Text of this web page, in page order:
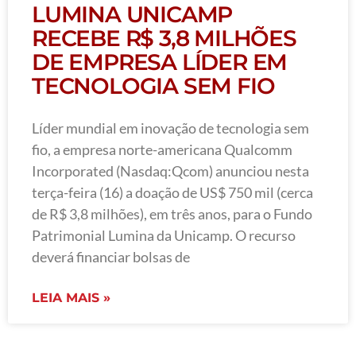
LUMINA UNICAMP
RECEBE R$ 3,8 MILHÕES
DE EMPRESA LÍDER EM
TECNOLOGIA SEM FIO
Líder mundial em inovação de tecnologia sem
fio, a empresa norte-americana Qualcomm
Incorporated (Nasdaq:Qcom) anunciou nesta
terça-feira (16) a doação de US$ 750 mil (cerca
de R$ 3,8 milhões), em três anos, para o Fundo
Patrimonial Lumina da Unicamp. O recurso
deverá financiar bolsas de
LEIA MAIS »